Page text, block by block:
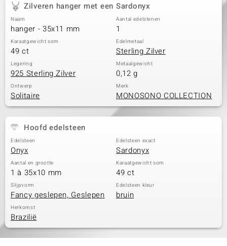
Zilveren hanger met een Sardonyx
Naam
hanger - 35x11 mm
Aantal edelstenen
1
Karaatgewicht som
49 ct
Edelmetaal
Sterling Zilver
Legering
925 Sterling Zilver
Metaalgewicht
0,12 g
Ontwerp
Solitaire
Merk
MONOSONO COLLECTION
Hoofd edelsteen
Edelsteen
Onyx
Edelsteen exact
Sardonyx
Aantal en grootte
1 à 35x10 mm
Karaatgewicht som
49 ct
Slijpvorm
Fancy geslepen, Geslepen
Edelsteen kleur
bruin
Herkomst
Brazilië